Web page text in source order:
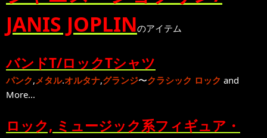
JANIS JOPLINのアイテム
バンドT/ロックTシャツ
パンク,メタル.オルタナ,グランジ〜クラシック ロック and
More...
ロック, ミュージック系フィギュア・